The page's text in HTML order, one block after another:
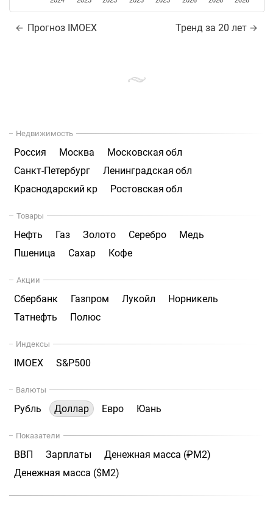
Прогноз IMOEX Тренд за 20 лет
Недвижимость
Россия Москва
Московская обл
Санкт-Петербург
Ленинградская обл
Краснодарский кр
Ростовская обл
Товары
Нефть Газ Золото Серебро
Медь
Пшеница
Сахар Кофе
Акции
Сбербанк Газпром Лукойл
Норникель
Татнефть
Полюс
Индексы
IMOEX S&P500
Валюты
Рубль Доллар Евро Юань
Показатели
ВВП Зарплаты
Денежная масса (₽М2)
Денежная масса ($М2)